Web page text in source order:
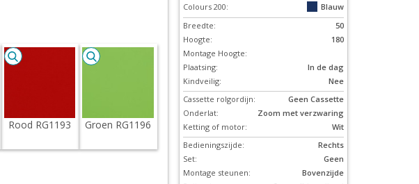
Rood RG1193 Groen RG1196
Colours 200:
Blauw
Breedte:
50
Hoogte:
180
Montage Hoogte:
Plaatsing:
In de dag
Kindveilig:
Nee
Cassette rolgordijn:
Geen Cassette
Onderlat:
Zoom met verzwaring
Ketting of motor:
Wit
Bedieningszijde:
Rechts
Set:
Geen
Montage steunen:
Bovenzijde